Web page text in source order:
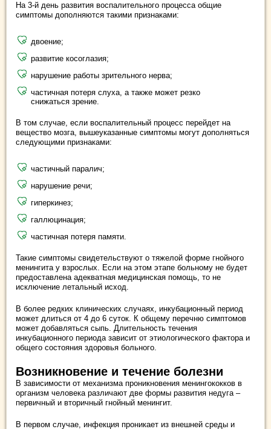
На 3-й день развития воспалительного процесса общие
симптомы дополняются такими признаками:
двоение;
развитие косоглазия;
нарушение работы зрительного нерва;
частичная потеря слуха, а также может резко
снижаться зрение.
В том случае, если воспалительный процесс перейдет на
вещество мозга, вышеуказанные симптомы могут дополняться
следующими признаками:
частичный паралич;
нарушение речи;
гиперкинез;
галлюцинация;
частичная потеря памяти.
Такие симптомы свидетельствуют о тяжелой форме гнойного
менингита у взрослых. Если на этом этапе больному не будет
предоставлена адекватная медицинская помощь, то не
исключение летальный исход.
В более редких клинических случаях, инкубационный период
может длиться от 4 до 6 суток. К общему перечню симптомов
может добавляться сыпь. Длительность течения
инкубационного периода зависит от этиологического фактора и
общего состояния здоровья больного.
Возникновение и течение болезни
В зависимости от механизма проникновения менингококков в
организм человека различают две формы развития недуга –
первичный и вторичный гнойный менингит.
В первом случае, инфекция проникает из внешней среды и